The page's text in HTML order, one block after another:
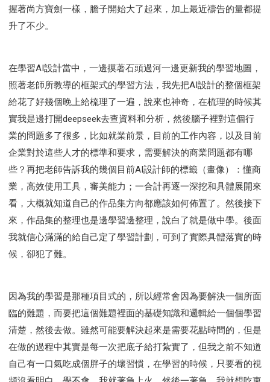
握著尚方寶劍一樣，膽子開始大了起來，加上最近禱告的量都提
升了不少。
在學習AI設計當中，一邊摸著石頭過河一邊更新我的學習地圖，
照著老師所教導的框架式的學習方法，我先把AI設計的整個框架
給花了好幾個晚上給梳理了一遍，說來也神奇，在梳理的時候其
實我是邊打開deepseek去查資料和分析，然後腦子裡對這個行
業的問題多了很多，比如就業前景，目前的工作內容，以及目前
企業對於這些人才的標準和要求，需要解決的商業問題都有哪
些？再把老師告訴我的幾個目前AI設計師的標籤（畫像）：懂商
業，高效使用工具，審美能力；一合計再逐一深挖和具體展開來
看，大概就知道自己的作品集方向都應該如何佈置了。然後接下
來，作品集的整理也是邊學習邊整理，說白了就是做中學。後面
我就信心滿滿的給自己定了學習計劃，可到了實際具體落實的時
候，卻犯了難。
因為我的學習是那種項目式的，所以經常會因為要解決一個所面
臨的難題，而要把這個難題裡面的基礎知識和邏輯給一個個學習
清楚，然後去做。雖然可能要解決起來是需要花點時間的，但是
在做的過程中其實是每一次把底子給打紮實了，但我之前不知道
自己有一口氣吃成個胖子的壞習慣，在學習的時候，只要看的視